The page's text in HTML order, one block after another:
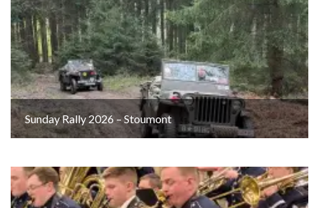
Sunday Rally 2026 – Stoumont